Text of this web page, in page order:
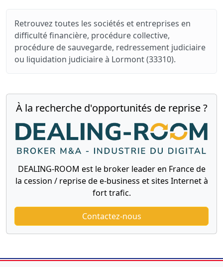
Retrouvez toutes les sociétés et entreprises en
difficulté financière, procédure collective,
procédure de sauvegarde, redressement judiciaire
ou liquidation judiciaire à Lormont (33310).
À la recherche d'opportunités de reprise ?
DEALING-ROOM est le broker leader en France de
la cession / reprise de e-business et sites Internet à
fort trafic.
Contactez-nous